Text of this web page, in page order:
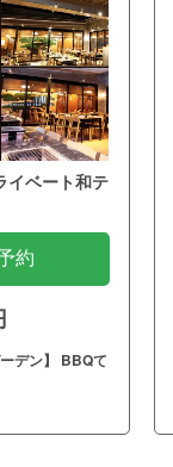
イベート和テ
約
デン】 BBQて